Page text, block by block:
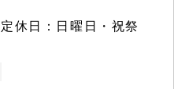
休日：日曜日・祝祭